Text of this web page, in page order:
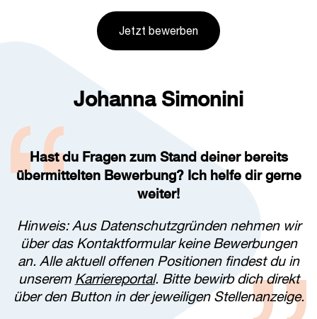
Jetzt bewerben
Johanna Simonini
Hast du Fragen zum Stand deiner bereits
übermittelten Bewerbung? Ich helfe dir gerne
weiter!
Hinweis: Aus Datenschutzgründen nehmen wir
über das Kontaktformular keine Bewerbungen
an. Alle aktuell offenen Positionen findest du in
unserem Karriereportal. Bitte bewirb dich direkt
über den Button in der jeweiligen Stellenanzeige.